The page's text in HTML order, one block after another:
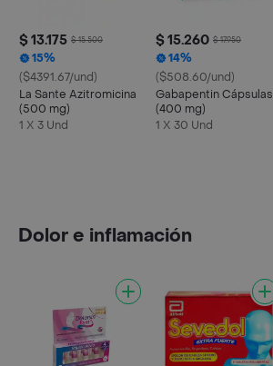
$ 13.175 $ 15.500
15%
($4391.67/und)
La Sante Azitromicina
(500 mg)
1 X 3 Und
$ 15.260 $ 17.950
14%
($508.60/und)
Gabapentin Cápsulas
(400 mg)
1 X 30 Und
Dolor e inflamación